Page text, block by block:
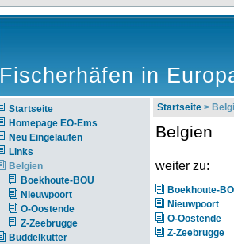
Fischerhäfen in
Startseite
Homepage EO-Ems
Neu Eingelaufen
Links
Belgien
Boekhoute-BOU
Nieuwpoort
O-Oostende
Z-Zeebrugge
Buddelkutter
Startseite >
Belgien
weiter zu:
Boekhoute-
Nieuwpoort
O-Oostende
Z-Zeebrugge